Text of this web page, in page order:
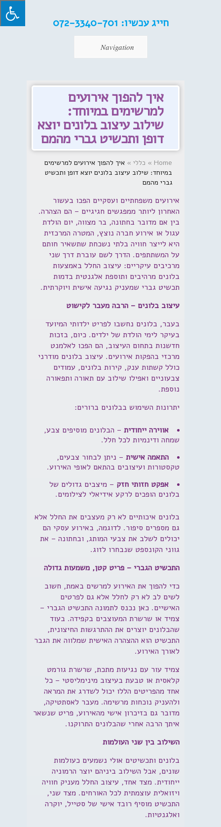
חייג עכשיו:
Navigation
איך להפוך אירועים
למרשימים במיוחד:
שילוב עיצוב בלונים יוצא
דופן ותכשיט גברי מהמם
Home
» כללי » איך להפוך אירועים למרשימים
במיוחד: שילוב עיצוב בלונים יוצא דופן ותכשיט
גברי מהמם
אירועים משפחתיים ועסקיים הפכו בעשור
האחרון ליותר ממפגשים חגיגיים – הם הצהרה.
בין אם מדובר בחתונה, בר מצווה, יום הולדת
עגול או אירוע חברה נוצץ, המטרה המרכזית
היא לייצר חוויה בלתי נשכחת שתשאיר חותם
על המשתתפים. הדרך לשם עוברת דרך שני
מרכיבים עיקריים: עיצוב החלל באמצעות
בלונים מרהיבים ותוספת אלגנטית בדמות
תכשיט גברי שמעניק נגיעה אישית ויוקרתית.
עיצוב בלונים – הרבה מעבר לקישוט
בעבר, בלונים נחשבו לפריט ילדותי המיועד
בעיקר לימי הולדת של ילדים. כיום, בזכות
חדשנות בתחום העיצוב, הם הפכו לאלמנט
מרכזי בהפקות אירועים. עיצוב בלונים מודרני
כולל קשתות ענק, קירות בלונים, עמודים
צבעוניים ואפילו שילוב עם תאורה ותפאורה
נוספת.
יתרונות השימוש בבלונים ברורים:
אווירה ייחודית – הבלונים מוסיפים צבע,
שמחה ודינמיות לכל חלל.
התאמה אישית – ניתן לבחור צבעים,
טקסטורות ועיצובים בהתאם לאופי האירוע.
אפקט חזותי חזק – מיצבים גדולים של
בלונים הופכים לרקע אידיאלי לצילומים.
בלונים איכותיים לא רק מעצבים את החלל אלא
גם מספרים סיפור. לדוגמה, באירוע עסקי הם
יכולים לשלב את צבעי המותג, ובחתונה – את
גווני הקונספט שנבחרו לזוג.
התכשיט הגברי – פריט קטן, משמעות גדולה
כדי להפוך את האירוע למרשים באמת, חשוב
לשים לב לא רק לחלל אלא גם לפרטים
האישיים. כאן נכנס לתמונה התכשיט הגברי –
צמיד או שרשרת המעוצבים בקפידה. בעוד
שהבלונים יוצרים את ההתרגשות החיצונית,
התכשיט הוא ההצהרה האישית שמלווה את הגבר
לאורך האירוע.
צמיד עור עם נגיעות מתכת, שרשרת גורמט
קלאסית או טבעת בעיצוב מינימליסטי – כל
אחד מהפריטים הללו יכול לשדרג את המראה
ולהעניק נוכחות מרשימה. מעבר לאסתטיקה,
מדובר גם בזיכרון אישי מהאירוע, פריט שנשאר
איתך הרבה אחרי שהבלונים התרוקנו.
השילוב בין שני העולמות
בלונים ותכשיטים אולי נשמעים כעולמות
שונים, אבל השילוב ביניהם יוצר הרמוניה
ייחודית. מצד אחד, עיצוב החלל מעניק חוויה
ויזואלית עוצמתית לכל האורחים. מצד שני,
התכשיט מוסיף רובד אישי של סטייל, יוקרה
ואלגנטיות.